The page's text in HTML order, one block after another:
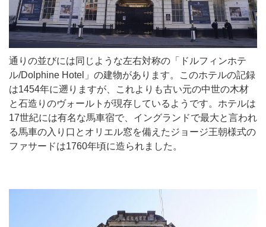
通りの並びには同じような左右対称の「ドルフィンホテ
ル/Dolphine Hotel」の建物があります。このホテルの記録
は1454年に遡りますが、これよりも古い元の中世の木材
と石造りのヴォールトが現存しているようです。ホテルは
17世紀には有名な馬車宿で、イングランドで最大と言われ
る馬車の入り口とオリエル窓を備えたジョージ王朝様式の
ファサードは1760年頃に造られました。